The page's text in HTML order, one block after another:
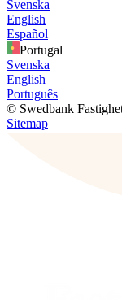
Svenska
English
Español
Portugal
Svenska
English
Português
© Swedbank
Sitemap